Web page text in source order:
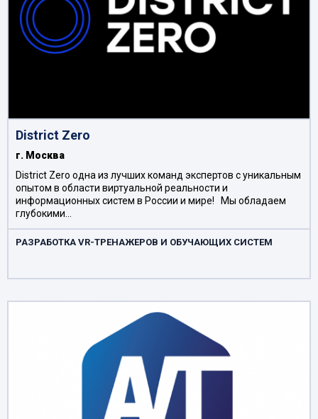
District Zero
г. Москва
District Zero одна из лучших команд экспертов с уникальным
опытом в области виртуальной реальности и
информационных систем в России и мире! Мы обладаем
глубокими…
РАЗРАБОТКА VR-ТРЕНАЖЕРОВ И ОБУЧАЮЩИХ СИСТЕМ